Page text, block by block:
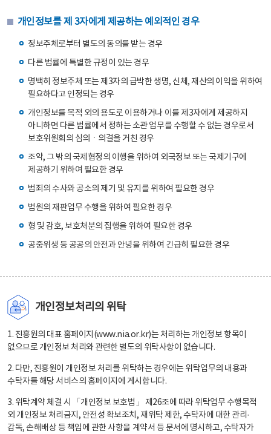
개인정보를 제 3자에게 제공하는 예외적인 경우
정보주체로부터 별도의 동의를 받는 경우
다른 법률에 특별한 규정이 있는 경우
명백히 정보주체 또는 제3자의 급박한 생명, 신체, 재산의 이익을 위하여
필요하다고 인정되는 경우
개인정보를 목적 외의 용도로 이용하거나 이를 제3자에게 제공하지
아니하면 다른 법률에서 정하는 소관 업무를 수행할 수 없는 경우로서
보호위원회의 심의ㆍ의결을 거친 경우
조약, 그 밖의 국제협정의 이행을 위하여 외국정보 또는 국제기구에
제공하기 위하여 필요한 경우
범죄의 수사와 공소의 제기 및 유지를 위하여 필요한 경우
법원의 재판업무 수행을 위하여 필요한 경우
형 및 감호, 보호처분의 집행을 위하여 필요한 경우
공중위생 등 공공의 안전과 안녕을 위하여 긴급히 필요한 경우
개인정보처리의 위탁
1. 진흥원의 대표 홈페이지(www.nia.or.kr)는 처리하는 개인정보 항목이
없으므로 개인정보 처리와 관련한 별도의 위탁사항이 없습니다.
2. 다만, 진흥원이 개인정보 처리를 위탁하는 경우에는 위탁업무의 내용과
수탁자를 해당 서비스의 홈페이지에 게시합니다.
3. 위탁계약 체결 시 「개인정보 보호법」 제26조에 따라 위탁업무 수행목적
외 개인정보 처리금지, 안전성 확보조치, 재위탁 제한, 수탁자에 대한 관리·
감독, 손해배상 등 책임에 관한 사항을 계약서 등 문서에 명시하고, 수탁자가